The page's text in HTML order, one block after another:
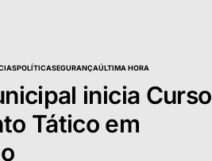
POLÍTICASEGURANÇAÚLTIMA HORA
inicia Curso
Tático em